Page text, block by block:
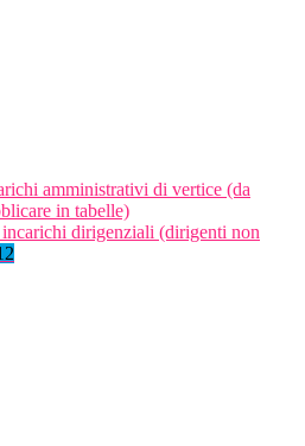
amministrativi di vertice (da
in tabelle)
dirigenziali (dirigenti non